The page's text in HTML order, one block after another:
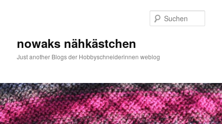
nowaks nähkästchen
Just another Blogs der Hobbyschneiderinnen weblog